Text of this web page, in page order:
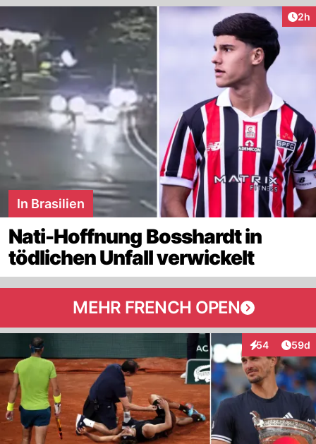
2h
In Brasilien
Nati-Hoffnung Bosshardt in
tödlichen Unfall verwickelt
MEHR FRENCH OPEN
54
Interaktionen
59d